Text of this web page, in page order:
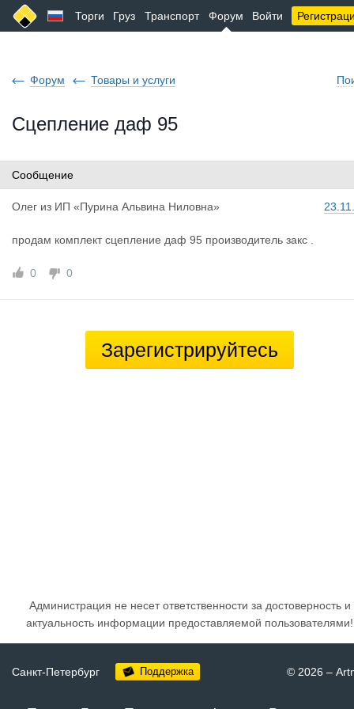
Торги Груз Транспорт Форум Войти
Форум Товары и услуги
Сцепление даф 95
Сообщение
Олег из ИП «Пурина Альвина Ниловна»
продам комплект сцепление даф 95 производитель закс .
0 0
Зарегистрируйтесь
Администрация не несет ответственности за достоверность и
актуальность информации предоставляемой пользователями!
Санкт-Петербург Поддержка © 2026 –